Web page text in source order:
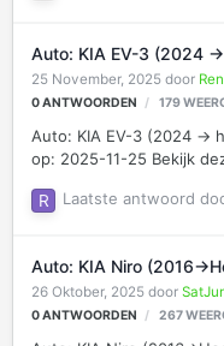
Auto: KIA EV-3 (2024 -
25 November, 2025 door
0ANTWOORDEN 179
Auto: KIA EV-3 (2024 -> heden) Eigenaar: ReneD
op: 2025-
Laatste antwoord
Auto: KIA Niro (2016-
26 Oktober, 2025 door
0ANTWOORDEN 267